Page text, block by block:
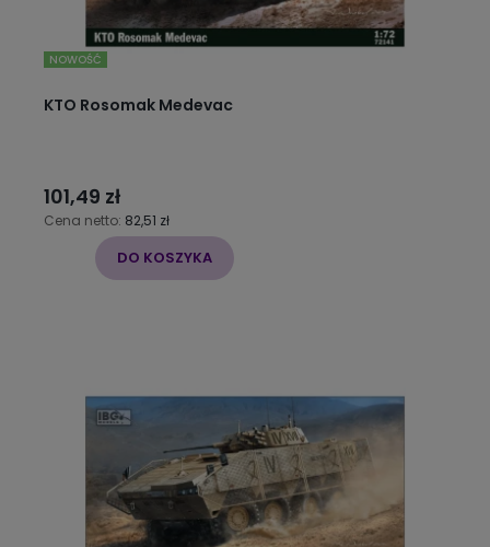
KTO Rosomak Medevac
101,49 zł
Cena netto: 82,51 zł
DO KOSZYKA
NOWOŚĆ